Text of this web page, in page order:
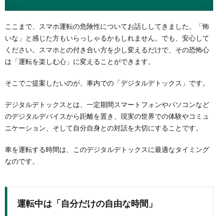
ここまで、スマホ運転の危険性についてお話ししてきました。「怖
いな」と感じた方もいらっしゃるかもしれません。でも、安心して
ください。スマホとの付き合い方を少し変えるだけで、その恐怖心
は「運転を楽しむ心」に変えることができます。
そこでご提案したいのが、車内での「デジタルデトックス」です。
デジタルデトックスとは、一定期間スマートフォンやパソコンなど
のデジタルデバイスから距離を置き、現実の世界での体験やコミュ
ニケーション、そして自分自身との対話を大切にすることです。
車を運転する時間は、このデジタルデトックスに最適なタイミング
なのです。
運転中は「自分だけの自由な時間」